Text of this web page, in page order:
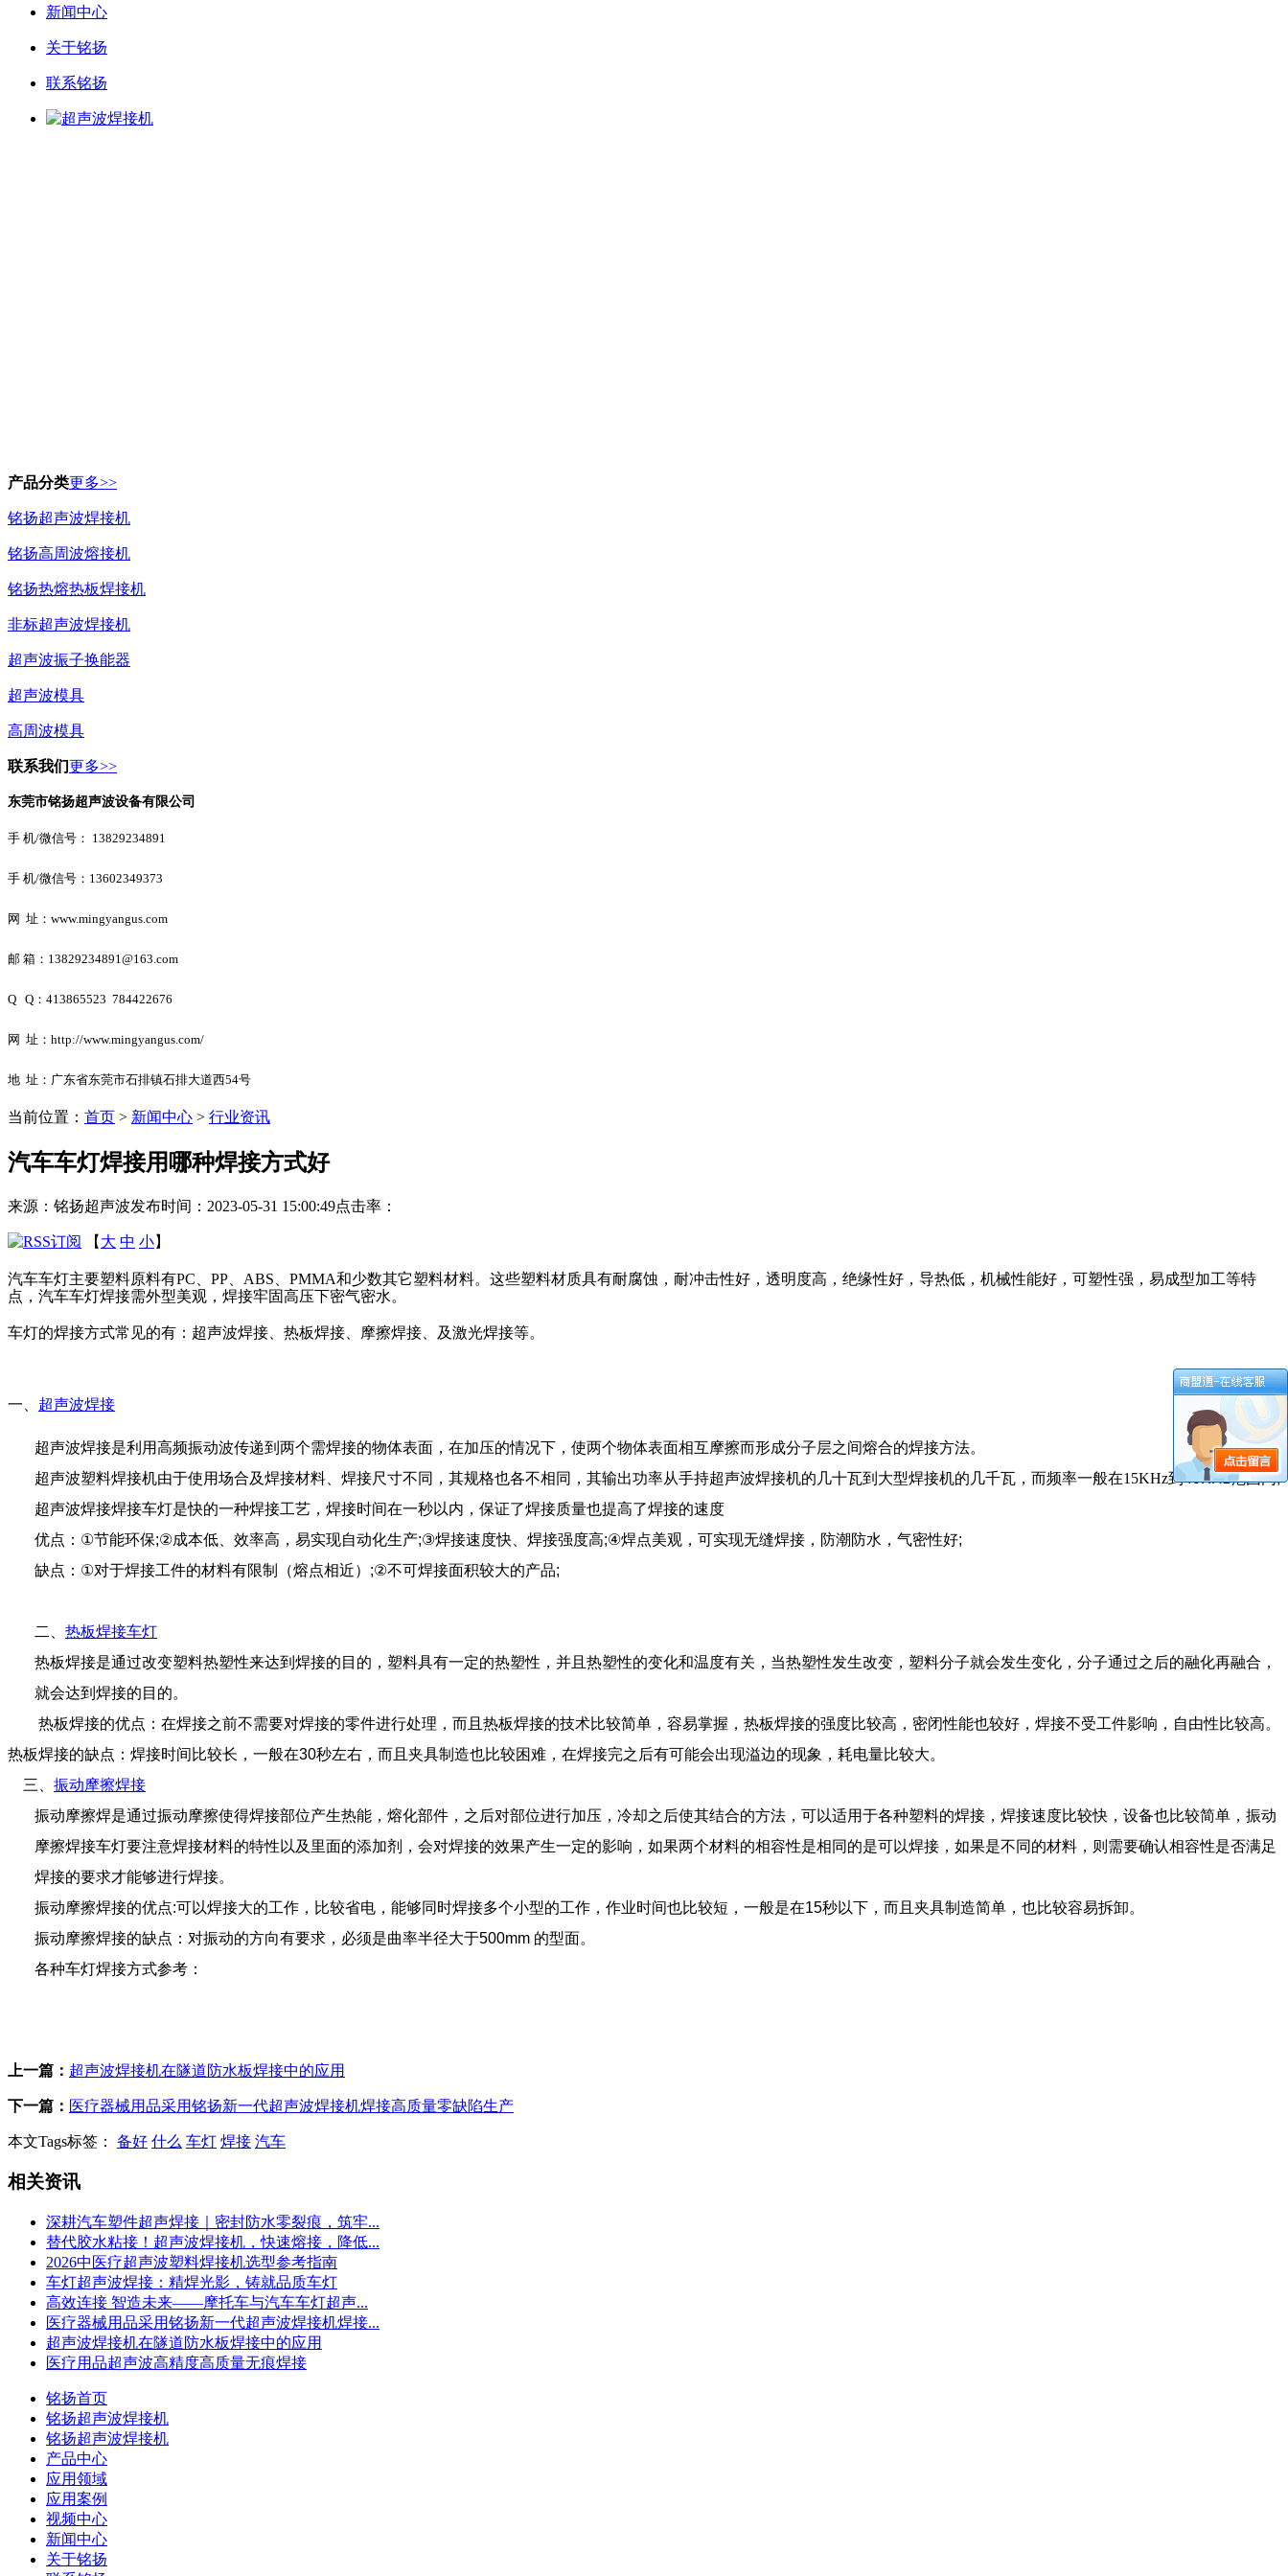
新闻中心
关于铭扬
联系铭扬
产品分类更多>>
铭扬超声波焊接机
铭扬高周波熔接机
铭扬热熔热板焊接机
非标超声波焊接机
超声波振子换能器
超声波模具
高周波模具
联系我们更多>>
东莞市铭扬超声波设备有限公司
手 机/微信号： 13829234891
手 机/微信号： 13602349373
网 址：www.mingyangus.com
邮 箱：13829234891@163.com
Q Q：413865523 784422676
网 址：http://www.mingyangus.com/
地 址：广东省东莞市石排镇石排大道西54号
当前位置： 首页 > 新闻中心 > 行业资讯
汽车车灯焊接用哪种焊接方式好
来源：铭扬超声波发布时间：2023-05-31 15:00:49点击率：
【 大 中 小】
汽车车灯主要塑料原料有PC、PP、ABS、PMMA和少数其它塑料材料。这些塑料材质具有耐腐蚀，耐冲击性好，透明度高，绝缘性好，导热低，机械性能好，可塑性强，易成型加工等特
点，汽车车灯焊接需外型美观，焊接牢固高压下密气密水。
车灯的焊接方式常见的有：超声波焊接、热板焊接、摩擦焊接、及激光焊接等。
一、 超声波焊接
超声波焊接是利用高频振动波传递到两个需焊接的物体表面，在加压的情况下，使两个物体表面相互摩擦而形成分子层之间熔合的焊接方法。
超声波塑料焊接机由于使用场合及焊接材料、焊接尺寸不同，其规格也各不相同，其输出功率从手持超声波焊接机的几十瓦到大型焊接机的几千瓦，而频率一般在15KHz到40KHz范围内;
超声波焊接焊接车灯是快的一种焊接工艺，焊接时间在一秒以内，保证了焊接质量也提高了焊接的速度
优点： ①节能环保;②成本低、效率高，易实现自动化生产;③焊接速度快、焊接强度高;④焊点美观，可实现无缝焊接，防潮防水，气密性好;
缺点： ①对于焊接工件的材料有限制（熔点相近） ;②不可焊接面积较大的产品;
二、 热板焊接车灯
热板焊接是通过改变塑料热塑性来达到焊接的目的，塑料具有一定的热塑性，并且热塑性的变化和温度有关，当热塑性发生改变，塑料分子就会发生变化，分子通过之后的融化再融合，
就会达到焊接的目的。
热板焊接的优点：在焊接之前不需要对焊接的零件进行处理，而且热板焊接的技术比较简单，容易掌握，热板焊接的强度比较高，密闭性能也较好，焊接不受工件影响，自由性比较高。
热板焊接的缺点：焊接时间比较长，一般在30秒左右，而且夹具制造也比较困难，在焊接完之后有可能会出现溢边的现象，耗电量比较大。
三、 振动摩擦焊接
振动摩擦焊是通过振动摩擦使得焊接部位产生热能，熔化部件，之后对部位进行加压，冷却之后使其结合的方法，可以适用于各种塑料的焊接，焊接速度比较快，设备也比较简单，振动
摩擦焊接车灯要注意焊接材料的特性以及里面的添加剂，会对焊接的效果产生一定的影响，如果两个材料的相容性是相同的是可以焊接，如果是不同的材料，则需要确认相容性是否满足
焊接的要求才能够进行焊接。
振动摩擦焊接的优点:可以焊接大的工作，比较省电，能够同时焊接多个小型的工作，作业时间也比较短，一般是在15秒以下，而且夹具制造简单，也比较容易拆卸。
振动摩擦焊接的缺点：对振动的方向有要求，必须是曲率半径大于500mm 的型面。
各种车灯焊接方式参考：
上一篇： 超声波焊接机在隧道防水板焊接中的应用
下一篇： 医疗器械用品采用铭扬新一代超声波焊接机焊接高质量零缺陷生产
本文Tags标签： 备好 什么 车灯 焊接 汽车
相关资讯
深耕汽车塑件超声焊接｜密封防水零裂痕，筑牢...
替代胶水粘接！超声波焊接机，快速熔接，降低...
2026中医疗超声波塑料焊接机选型参考指南
车灯超声波焊接：精焊光影，铸就品质车灯
高效连接 智造未来——摩托车与汽车车灯超声...
医疗器械用品采用铭扬新一代超声波焊接机焊接...
超声波焊接机在隧道防水板焊接中的应用
医疗用品超声波高精度高质量无痕焊接
铭扬首页
铭扬超声波焊接机
铭扬超声波焊接机
产品中心
应用领域
应用案例
视频中心
新闻中心
关于铭扬